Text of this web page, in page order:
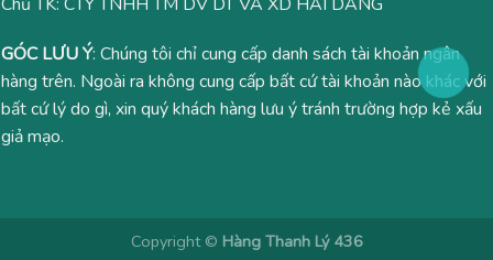
GÓC LƯU Ý: Chúng tôi chỉ cung cấp danh sách tài khoản ngân
hàng trên. Ngoài ra không cung cấp bất cứ tài khoản nào khác với
bất cứ lý do gì, xin quý khách hàng lưu ý tránh trường hợp kẻ xấu
giả mạo.
Copyright © Hàng Thanh Lý 436